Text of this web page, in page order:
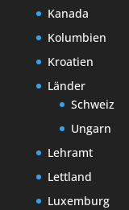
Kanada
Kolumbien
Kroatien
Länder
Schweiz
Ungarn
Lehramt
Lettland
Luxemburg